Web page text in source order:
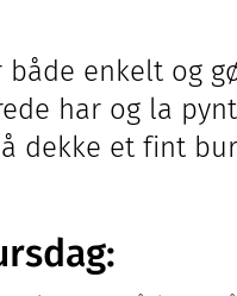
enkelt og
har og la
dekke et fint